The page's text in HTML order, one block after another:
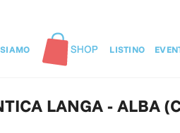
LISTINO
LANGA - ALBA